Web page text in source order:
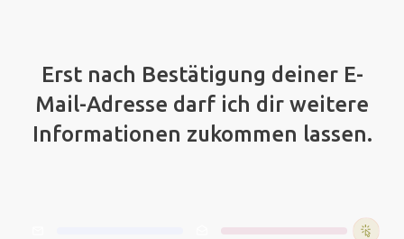
Erst nach Bestätigung deiner E-
Mail-Adresse darf ich dir weitere
Informationen zukommen lassen.